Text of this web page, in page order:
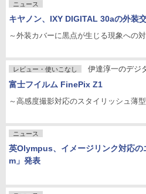
ニュース
キヤノン、IXY DIGITAL 30aの外装
～外装カバーに黒点が生じる現象への
レビュー・使いこなし 伊達淳一のデジ
富士フイルム FinePix Z1
～高感度撮影対応のスタイリッシュ薄
ニュース
英Olympus、イメージリンク対応
m」発表